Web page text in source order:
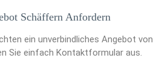
Schäffern Anfordern
ein unverbindliches Angebot von
Sie einfach Kontaktformular aus.